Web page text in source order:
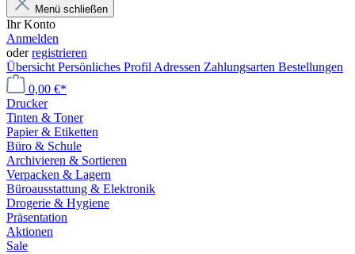
Menü schließen
Ihr Konto
Anmelden
oderregistrieren
Übersicht Persönliches Profil Adressen Zahlungsarten Bestellungen
0,00 €*
Drucker
Tinten & Toner
Papier & Etiketten
Büro & Schule
Archivieren & Sortieren
Verpacken & Lagern
Büroausstattung & Elektronik
Drogerie & Hygiene
Präsentation
Aktionen
Sale